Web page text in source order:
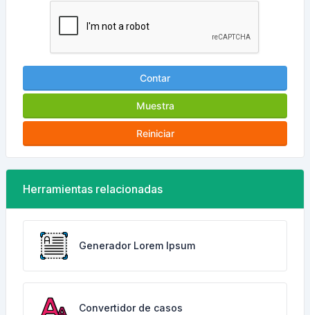
Contar
Muestra
Reiniciar
Herramientas relacionadas
Generador Lorem Ipsum
Convertidor de casos